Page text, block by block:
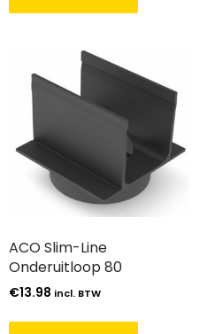
ACO Slim-Line
Onderuitloop 80
€13.98 incl. BTW